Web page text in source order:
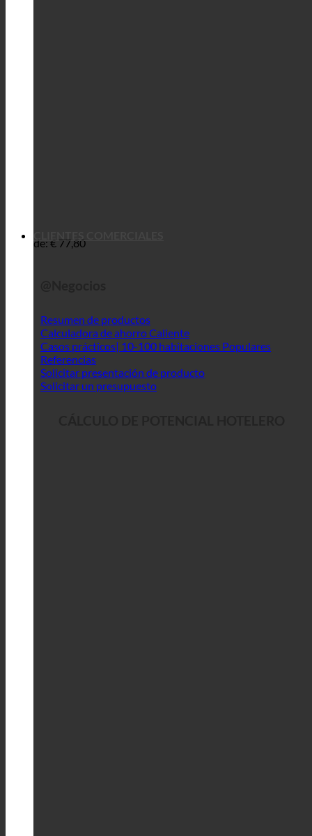
de: € 77,80
Resumen de productos
Calculadora de ahorro
Casos prácticos| 10-100 habitaciones
Referencias
Solicitar presentación de producto
Solicitar un presupuesto